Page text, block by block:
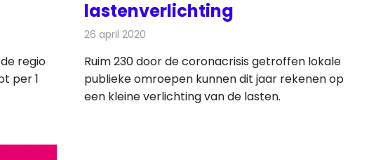
regio
per 1
lastenverlichting
26 april 2020
Ruim 230 door de coronacrisis getroffen lokale
publieke omroepen kunnen dit jaar rekenen op
een kleine verlichting van de lasten.